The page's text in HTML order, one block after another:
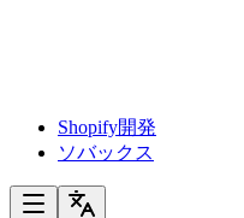
Shopify開発
ソバックス